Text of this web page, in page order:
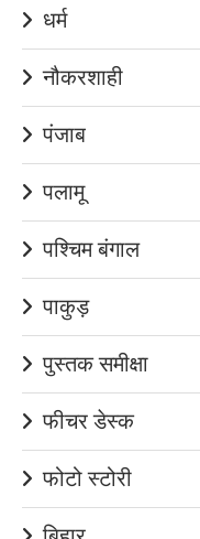
धर्म
नौकरशाही
पंजाब
पलामू
पश्चिम बंगाल
पाकुड़
पुस्तक समीक्षा
फीचर डेस्क
फोटो स्टोरी